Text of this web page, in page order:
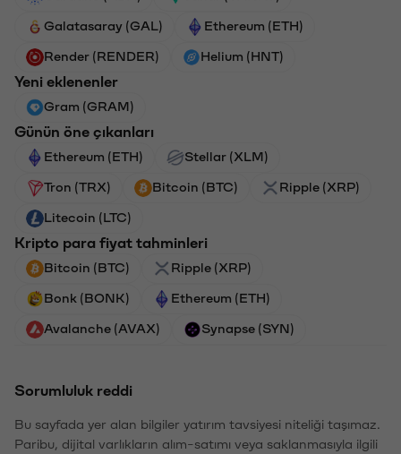
Galatasaray (GAL) Ethereum (ETH)
Render (RENDER) Helium (HNT)
Yeni eklenenler
Gram (GRAM)
Günün öne çıkanları
Ethereum (ETH) Stellar (XLM)
Tron (TRX) Bitcoin (BTC) Ripple (XRP)
Litecoin (LTC)
Kripto para fiyat tahminleri
Bitcoin (BTC) Ripple (XRP)
Bonk (BONK) Ethereum (ETH)
Avalanche (AVAX) Synapse (SYN)
Sorumluluk reddi
Bu sayfada yer alan bilgiler yatırım tavsiyesi niteliği taşımaz.
Paribu, dijital varlıkların alım-satımı veya saklanmasıyla ilgili